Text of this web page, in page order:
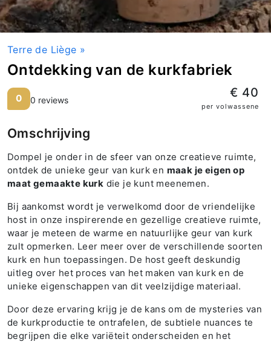
Terre de Liège »
Ontdekking van de kurkfabriek
0 0 reviews € 40
per volwassene
Omschrijving
Dompel je onder in de sfeer van onze creatieve ruimte,
ontdek de unieke geur van kurk en maak je eigen op
maat gemaakte kurk die je kunt meenemen.
Bij aankomst wordt je verwelkomd door de vriendelijke
host in onze inspirerende en gezellige creatieve ruimte,
waar je meteen de warme en natuurlijke geur van kurk
zult opmerken. Leer meer over de verschillende soorten
kurk en hun toepassingen. De host geeft deskundig
uitleg over het proces van het maken van kurk en de
unieke eigenschappen van dit veelzijdige materiaal.
Door deze ervaring krijg je de kans om de mysteries van
de kurkproductie te ontrafelen, de subtiele nuances te
begrijpen die elke variëteit onderscheiden en het